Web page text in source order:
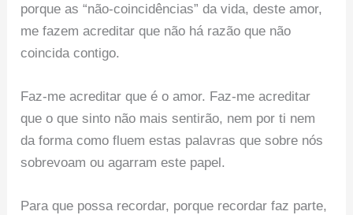
porque as “não-coincidências” da vida, deste amor,
me fazem acreditar que não há razão que não
coincida contigo.
Faz-me acreditar que é o amor. Faz-me acreditar
que o que sinto não mais sentirão, nem por ti nem
da forma como fluem estas palavras que sobre nós
sobrevoam ou agarram este papel.
Para que possa recordar, porque recordar faz parte,